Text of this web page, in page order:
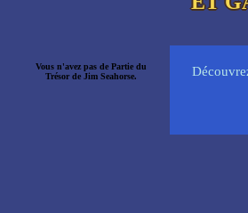
Vous n'avez pas de Partie du
Trésor de Jim Seahorse.